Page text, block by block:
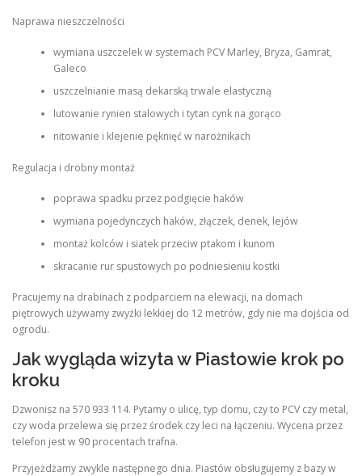
Naprawa nieszczelności
wymiana uszczelek w systemach PCV Marley, Bryza, Gamrat,
Galeco
uszczelnianie masą dekarską trwale elastyczną
lutowanie rynien stalowych i tytan cynk na gorąco
nitowanie i klejenie pęknięć w narożnikach
Regulacja i drobny montaż
poprawa spadku przez podgięcie haków
wymiana pojedynczych haków, złączek, denek, lejów
montaż kolców i siatek przeciw ptakom i kunom
skracanie rur spustowych po podniesieniu kostki
Pracujemy na drabinach z podparciem na elewacji, na domach
piętrowych używamy zwyżki lekkiej do 12 metrów, gdy nie ma dojścia od
ogrodu.
Jak wygląda wizyta w Piastowie krok po
kroku
Dzwonisz na 570 933 114. Pytamy o ulicę, typ domu, czy to PCV czy metal,
czy woda przelewa się przez środek czy leci na łączeniu. Wycena przez
telefon jest w 90 procentach trafna.
Przyjeżdżamy zwykle następnego dnia. Piastów obsługujemy z bazy w